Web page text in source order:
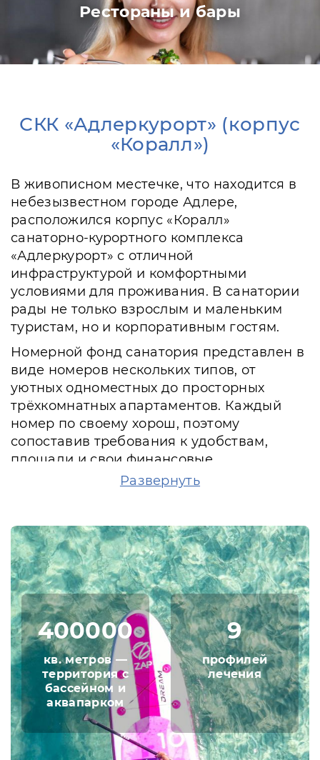
Рестораны и бары
СКК «Адлеркурорт» (корпус
«Коралл»)
В живописном местечке, что находится в
небезызвестном городе Адлере,
расположился корпус «Коралл»
санаторно-курортного комплекса
«Адлеркурорт» с отличной
инфраструктурой и комфортными
условиями для проживания. В санатории
рады не только взрослым и маленьким
туристам, но и корпоративным гостям.
Номерной фонд санатория представлен в
виде номеров нескольких типов, от
уютных одноместных до просторных
трёхкомнатных апартаментов. Каждый
номер по своему хорош, поэтому
сопоставив требования к удобствам,
площади и свои финансовые
возможности, гости без труда смогут
Трехразовое питание гостей
осуществляется по системе шведского
стола, в специальных залах,
расположенных в каждом из корпусов.
Побаловать себя разнообразными
напитками и закусками туристы могут в
хорошем лобби-баре. Также, территория
санатория включила в себя фито-бар и
бювет с минеральной водой.
Во время отдыха у гостей есть
замечательная возможность купаться в
бассейне открытого типа, играть в
Развернуть
400000
кв. метров —
территория с
бассейном и
аквапарком
9
профилей
лечения